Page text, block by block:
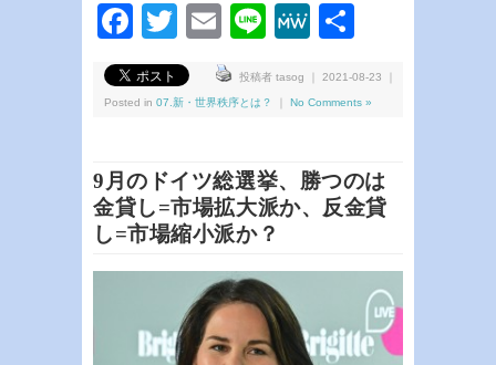
Facebook
Twitter
EmailLineMeWe
投稿者 tasog ｜ 2021-08-23 ｜
Posted in 07.新・世界秩序とは？ No Comments »
9月のドイツ総選挙、勝つのは
金貸し=市場拡大派か、反金貸
し=市場縮小派か？